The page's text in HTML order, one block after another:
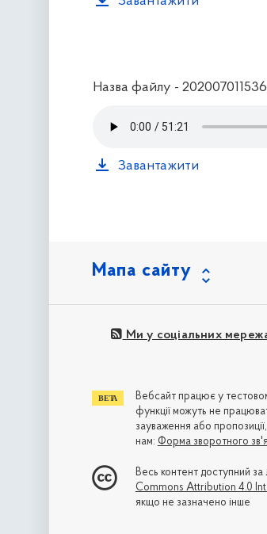
Назва файлу -
Завантажити
Мапа сайту
Ми у соціальних
Вебсайт працює у
функції можуть не
зауваження або
нам: Форма зворотного
Весь контент доступний за
Commons Attribution 4.0
якщо не зазначено інше